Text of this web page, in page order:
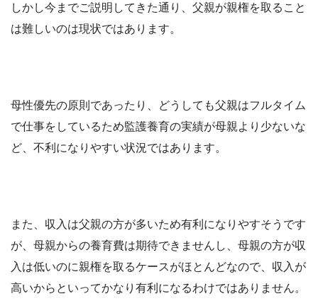
しかし今までご説明してきた通り、父親が親権を取ること
は難しいのは現状ではあります。
母性優先の原則であったり、どうしても父親はフルタイム
で仕事をしているため監護養育の実績が母親より少ないな
ど、不利になりやすい状況ではあります。
また、収入は父親の方が多いため有利になりやすそうです
が、母親からの養育費は期待できませんし、母親の方が収
入は低いのに親権を取るケースがほとんどなので、収入が
高いからといってかなり有利になるわけではありません。